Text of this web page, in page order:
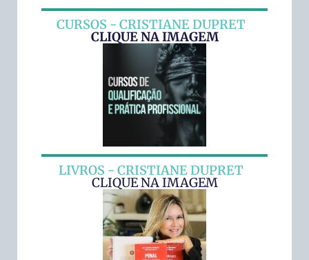
CURSOS - CRISTIANE DUPRET
CLIQUE NA IMAGEM
LIVROS - CRISTIANE DUPRET
CLIQUE NA IMAGEM